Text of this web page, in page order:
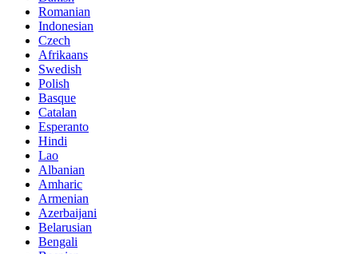
Romanian
Indonesian
Czech
Afrikaans
Swedish
Polish
Basque
Catalan
Esperanto
Hindi
Lao
Albanian
Amharic
Armenian
Azerbaijani
Belarusian
Bengali